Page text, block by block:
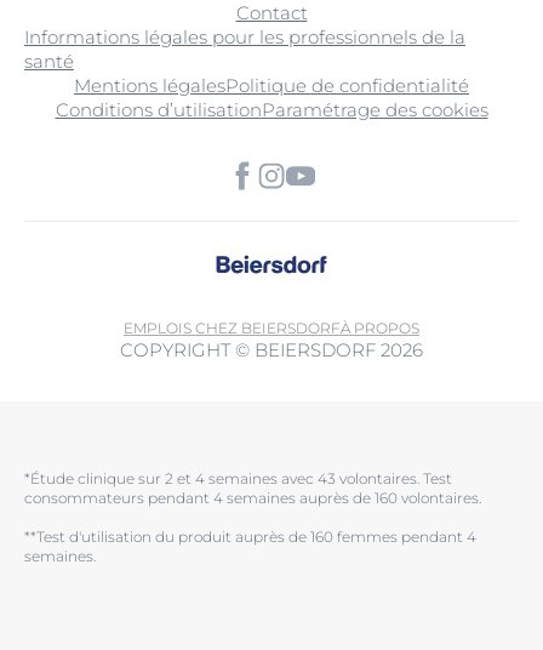
Contact
Informations légales pour les professionnels de la
santé
Mentions légalesPolitique de confidentialité
Conditions d’utilisationParamétrage des cookies
EMPLOIS CHEZ BEIERSDORFÀ PROPOS
COPYRIGHT © BEIERSDORF 2026
*Étude clinique sur 2 et 4 semaines avec 43 volontaires. Test
consommateurs pendant 4 semaines auprès de 160 volontaires.
**Test d'utilisation du produit auprès de 160 femmes pendant 4
semaines.